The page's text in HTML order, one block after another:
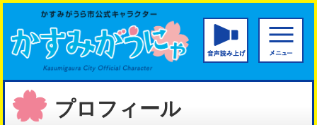
かすみがうら市
音声読み
プロフィール